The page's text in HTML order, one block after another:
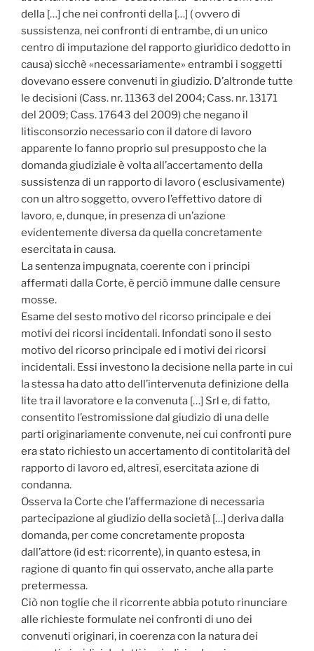
della […] che nei confronti della […] ( ovvero di
sussistenza, nei confronti di entrambe, di un unico
centro di imputazione del rapporto giuridico dedotto in
causa) sicchè «necessariamente» entrambi i soggetti
dovevano essere convenuti in giudizio. D’altronde tutte
le decisioni (Cass. nr. 11363 del 2004; Cass. nr. 13171
del 2009; Cass. 17643 del 2009) che negano il
litisconsorzio necessario con il datore di lavoro
apparente lo fanno proprio sul presupposto che la
domanda giudiziale è volta all’accertamento della
sussistenza di un rapporto di lavoro ( esclusivamente)
con un altro soggetto, ovvero l’effettivo datore di
lavoro, e, dunque, in presenza di un’azione
evidentemente diversa da quella concretamente
esercitata in causa.
La sentenza impugnata, coerente con i principi
affermati dalla Corte, è perciò immune dalle censure
mosse.
Esame del sesto motivo del ricorso principale e dei
motivi dei ricorsi incidentali. Infondati sono il sesto
motivo del ricorso principale ed i motivi dei ricorsi
incidentali. Essi investono la decisione nella parte in cui
la stessa ha dato atto dell’intervenuta definizione della
lite tra il lavoratore e la convenuta […] Srl e, di fatto,
consentito l’estromissione dal giudizio di una delle
parti originariamente convenute, nei cui confronti pure
era stato richiesto un accertamento di contitolarità del
rapporto di lavoro ed, altresì, esercitata azione di
condanna.
Osserva la Corte che l’affermazione di necessaria
partecipazione al giudizio della società […] deriva dalla
domanda, per come concretamente proposta
dall’attore (id est: ricorrente), in quanto estesa, in
ragione di quanto fin qui osservato, anche alla parte
pretermessa.
Ciò non toglie che il ricorrente abbia potuto rinunciare
alle richieste formulate nei confronti di uno dei
convenuti originari, in coerenza con la natura dei